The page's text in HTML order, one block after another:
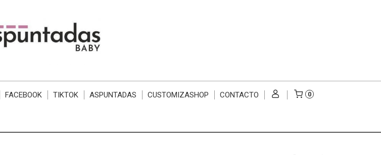
FACEBOOK TIKTOK ASPUNTADAS CUSTOMIZASHOP CONTACTO 0